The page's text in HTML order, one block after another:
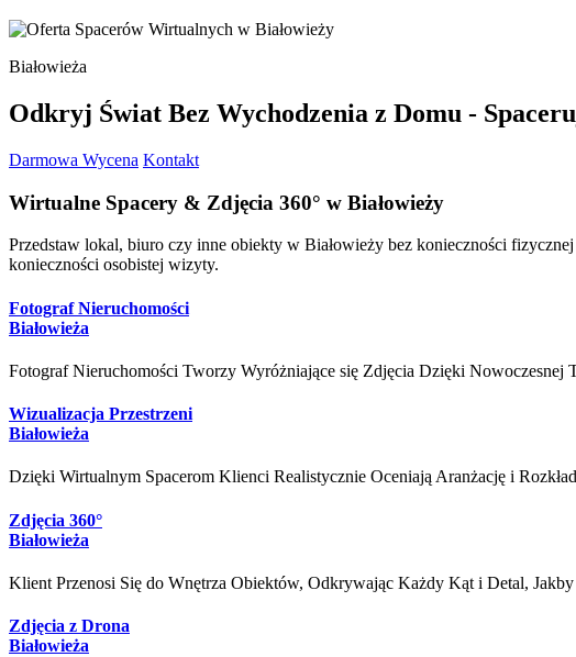
Wirtualne Spacery Szczytno
Wirtualne Spacery Zalewo
Białowieża
Odkryj Świat Bez Wychodzenia z Domu -
Darmowa Wycena Kontakt
Wirtualne Spacery & Zdjęcia 360° w Białowieży
Przedstaw lokal, biuro czy inne obiekty w Białowieży bez konieczności
konieczności osobistej wizyty.
Fotograf Nieruchomości
Białowieża
Fotograf Nieruchomości Tworzy Wyróżniające się Zdjęcia Dzięki Nowoczesnej
Wizualizacja Przestrzeni
Białowieża
Dzięki Wirtualnym Spacerom Klienci Realistycznie Oceniają Aranżację i
Zdjęcia 360°
Białowieża
Klient Przenosi Się do Wnętrza Obiektów, Odkrywając Każdy Kąt i Detal, Jakby
Zdjęcia z Drona
Białowieża